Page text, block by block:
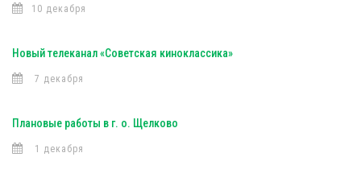
10 декабря
Новый телеканал «Советская киноклассика»
7 декабря
Плановые работы в г. о. Щелково
1 декабря